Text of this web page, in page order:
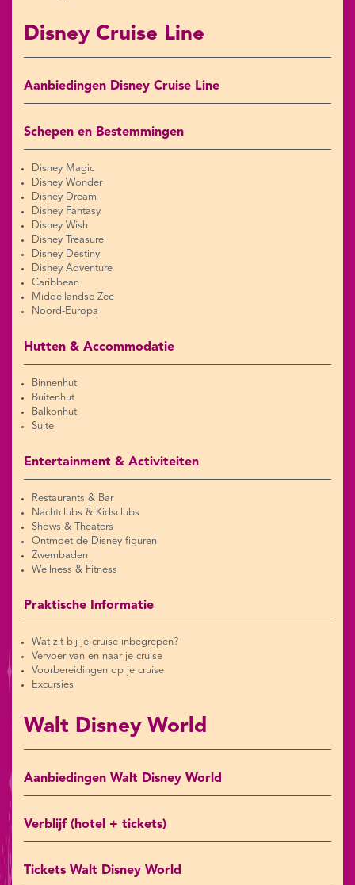
Disney Cruise Line
Aanbiedingen Disney Cruise Line
Schepen en Bestemmingen
Disney Magic
Disney Wonder
Disney Dream
Disney Fantasy
Disney Wish
Disney Treasure
Disney Destiny
Disney Adventure
Caribbean
Middellandse Zee
Noord-Europa
Hutten & Accommodatie
Binnenhut
Buitenhut
Balkonhut
Suite
Entertainment & Activiteiten
Restaurants & Bar
Nachtclubs & Kidsclubs
Shows & Theaters
Ontmoet de Disney figuren
Zwembaden
Wellness & Fitness
Praktische Informatie
Wat zit bij je cruise inbegrepen?
Vervoer van en naar je cruise
Voorbereidingen op je cruise
Excursies
Walt Disney World
Aanbiedingen Walt Disney World
Verblijf (hotel + tickets)
Tickets Walt Disney World